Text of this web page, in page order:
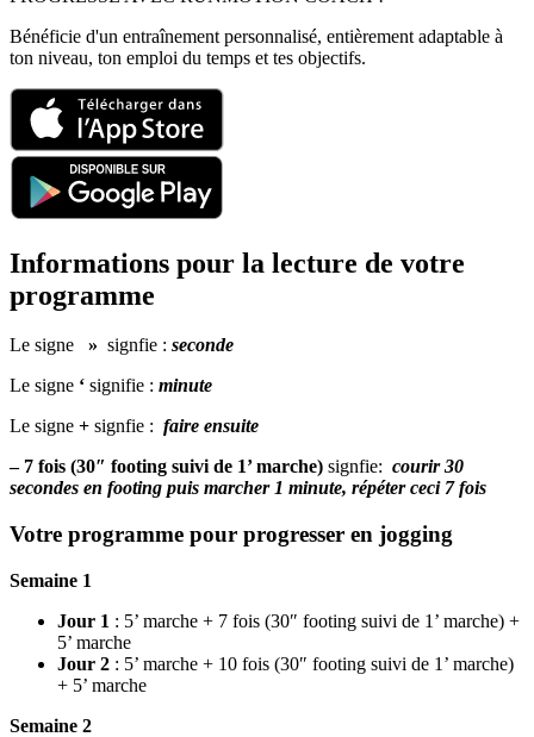
Bénéficie d'un entraînement personnalisé, entièrement adaptable à
ton niveau, ton emploi du temps et tes objectifs.
Informations pour la lecture de votre
programme
Le signe » signfie : seconde
Le signe ‘ signifie : minute
Le signe + signfie : faire ensuite
– 7 fois (30″ footing suivi de 1’ marche) signfie: courir 30
secondes en footing puis marcher 1 minute, répéter ceci 7 fois
Votre programme pour progresser en jogging
Semaine 1
Jour 1 : 5’ marche + 7 fois (30″ footing suivi de 1’ marche) +
5’ marche
Jour 2 : 5’ marche + 10 fois (30″ footing suivi de 1’ marche)
+ 5’ marche
Semaine 2